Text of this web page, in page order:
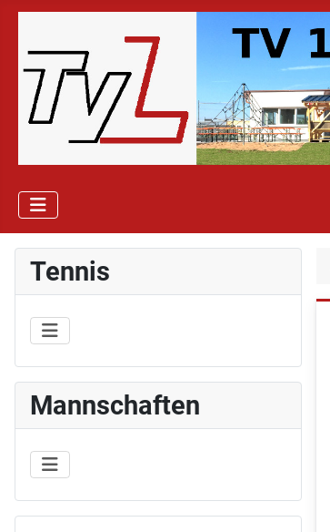
Tennis
Mannschaften